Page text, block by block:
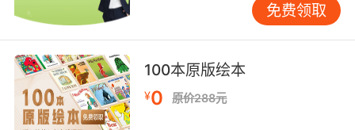
10. I call upon you, ‭the bringer of justice, the
harbinger of death.
我召唤你 正义的使者 死亡的信鸽
免费领取
100本原版绘本
¥0 原价288元